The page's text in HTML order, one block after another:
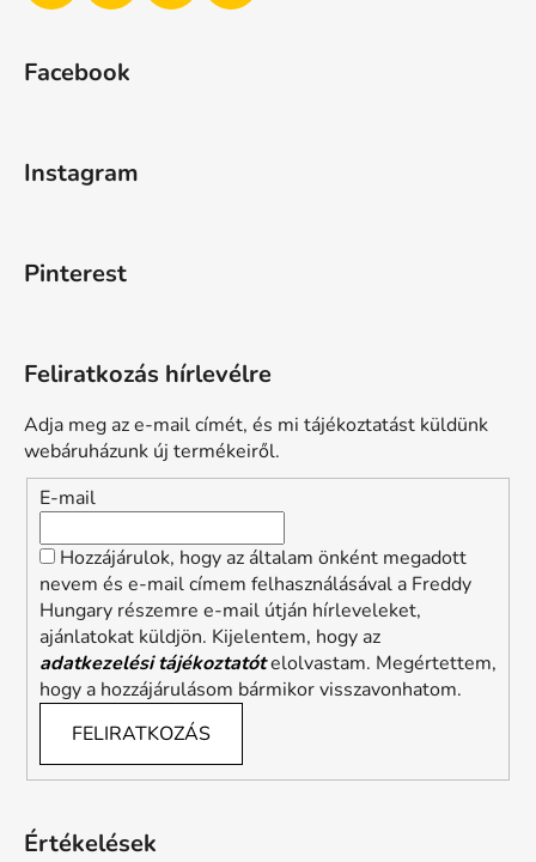
Facebook
Instagram
Pinterest
Feliratkozás hírlevélre
Adja meg az e-mail címét, és mi tájékoztatást küldünk
webáruházunk új termékeiről.
E-mail
Hozzájárulok, hogy az általam önként megadott
nevem és e-mail címem felhasználásával a Freddy
Hungary részemre e-mail útján hírleveleket,
ajánlatokat küldjön. Kijelentem, hogy az
adatkezelési tájékoztatótelolvastam. Megértettem,
hogy a hozzájárulásom bármikor visszavonhatom.
FELIRATKOZÁS
Értékelések